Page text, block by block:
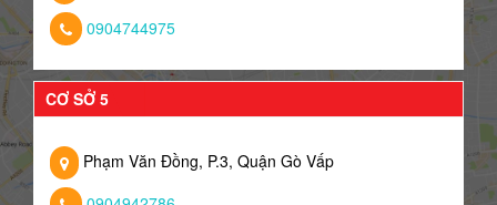
0904744975
CƠ SỞ 5
Phạm Văn Đồng, P.3, Quận Gò Vấp